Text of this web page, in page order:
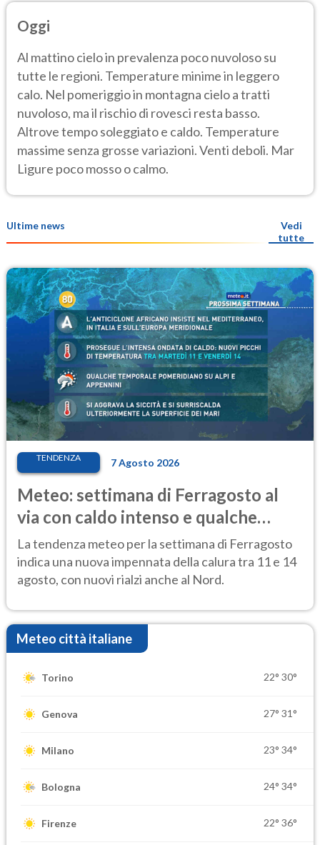
Oggi
Al mattino cielo in prevalenza poco nuvoloso su
tutte le regioni. Temperature minime in leggero
calo. Nel pomeriggio in montagna cielo a tratti
nuvoloso, ma il rischio di rovesci resta basso.
Altrove tempo soleggiato e caldo. Temperature
massime senza grosse variazioni. Venti deboli. Mar
Ligure poco mosso o calmo.
Ultime news
Vedi
tutte
TENDENZA 7 Agosto 2026
Meteo: settimana di Ferragosto al
via con caldo intenso e qualche
temporale
La tendenza meteo per la settimana di Ferragosto
indica una nuova impennata della calura tra 11 e 14
agosto, con nuovi rialzi anche al Nord.
Meteo città italiane
Torino 22° 30°
Genova 27° 31°
Milano 23° 34°
Bologna 24° 34°
Firenze 22° 36°